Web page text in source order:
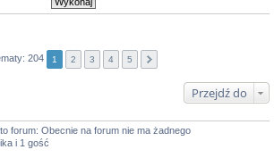
204 1 2 3 4 5
Przejdź do
forum: Obecnie na forum nie ma żadnego
i 1 gość